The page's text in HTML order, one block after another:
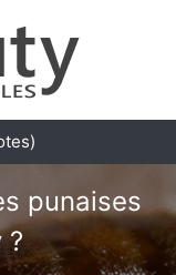
punaises
?